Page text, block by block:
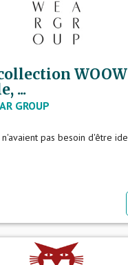
WOOW
...
GROUP
pas besoin d'être